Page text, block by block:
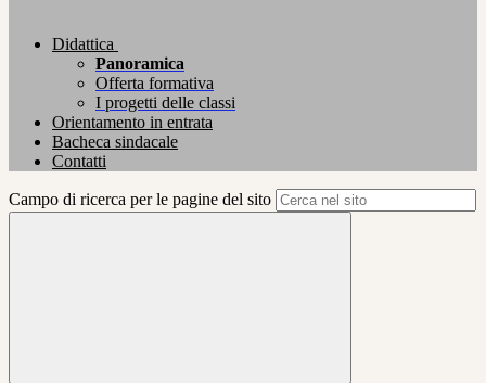
Didattica
Panoramica
Offerta formativa
I progetti delle classi
Orientamento in entrata
Bacheca sindacale
Contatti
Campo di ricerca per le pagine del sito